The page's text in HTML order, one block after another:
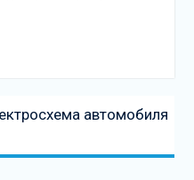
автомобиля